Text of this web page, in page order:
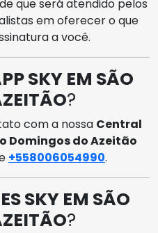
que será atendido pelos
em oferecer o que
a você.
SKY EM SÃO
?
com a nossa Central
Domingos do Azeitão
+558006054990.
SKY EM SÃO
?